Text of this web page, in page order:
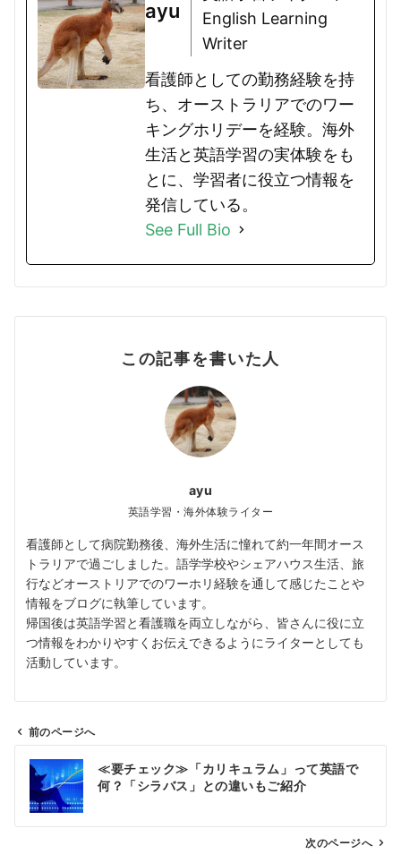
ayu
English Learning
Writer
看護師としての勤務経験を持
ち、オーストラリアでのワー
キングホリデーを経験。海外
生活と英語学習の実体験をも
とに、学習者に役立つ情報を
発信している。
See Full Bio
この記事を書いた人
ayu
英語学習・海外体験ライター
看護師として病院勤務後、海外生活に憧れて約一年間オース
トラリアで過ごしました。語学学校やシェアハウス生活、旅
行などオーストリアでのワーホリ経験を通して感じたことや
情報をブログに執筆しています。
帰国後は英語学習と看護職を両立しながら、皆さんに役に立
つ情報をわかりやすくお伝えできるようにライターとしても
活動しています。
前のページへ
≪要チェック≫「カリキュラム」って英語で
何？「シラバス」との違いもご紹介
次のページへ